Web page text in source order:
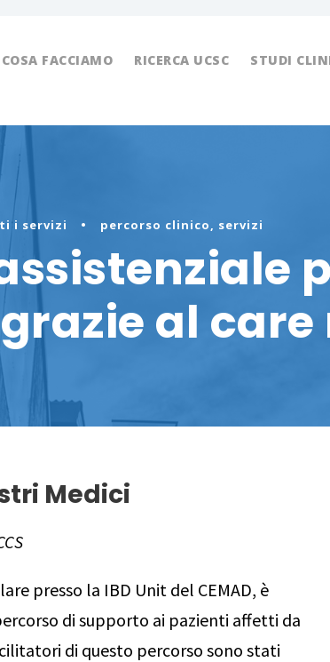
COSA FACCIAMO RICERCA UCSC STUDI
i servizi • percorso clinico, servizi
al
Medici
presso la IBD Unit del CEMAD, è
di supporto ai pazienti affetti da
di questo percorso sono stati